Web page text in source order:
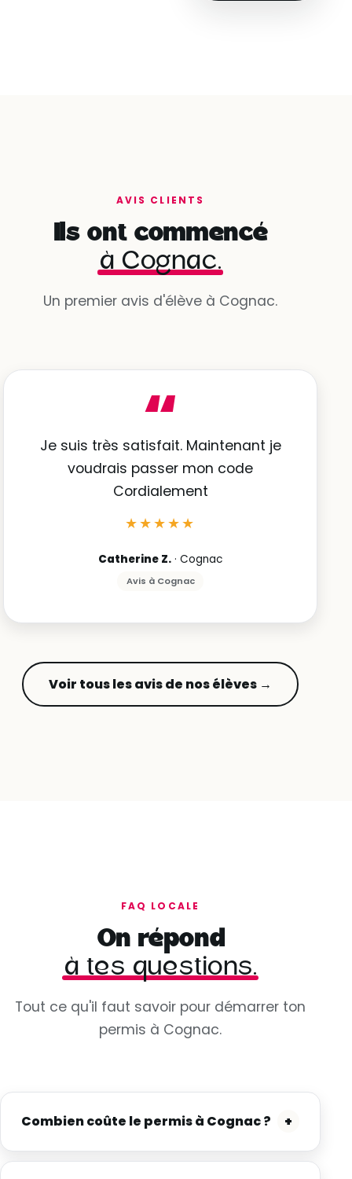
AVIS CLIENTS
Ils ont commencé
à Cognac.
Un premier avis d'élève à Cognac.
“
Je suis très satisfait. Maintenant je
voudrais passer mon code
Cordialement
★★★★★
Catherine Z. · Cognac
Avis à Cognac
Voir tous les avis de nos élèves →
FAQ LOCALE
On répond
à tes questions.
Tout ce qu'il faut savoir pour démarrer ton
permis à Cognac.
Combien coûte le permis à Cognac ? +